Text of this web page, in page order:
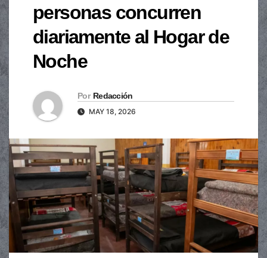
personas concurren
diariamente al Hogar de
Noche
Por Redacción
MAY 18, 2026